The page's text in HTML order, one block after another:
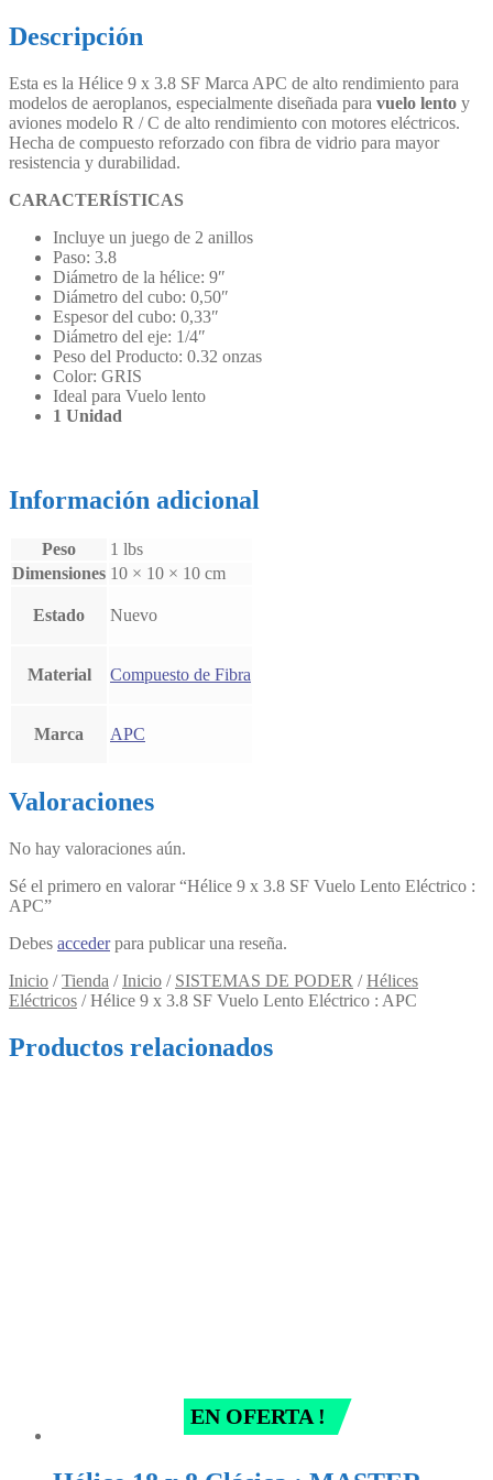
Descripción
Esta es la Hélice 9 x 3.8 SF Marca APC de alto rendimiento para
modelos de aeroplanos, especialmente diseñada para vuelo lento y
aviones modelo R / C de alto rendimiento con motores eléctricos.
Hecha de compuesto reforzado con fibra de vidrio para mayor
resistencia y durabilidad.
CARACTERÍSTICAS
Incluye un juego de 2 anillos
Paso: 3.8
Diámetro de la hélice: 9″
Diámetro del cubo: 0,50″
Espesor del cubo: 0,33″
Diámetro del eje: 1/4″
Peso del Producto: 0.32 onzas
Color: GRIS
Ideal para Vuelo lento
1 Unidad
Información adicional
Peso
1 lbs
Dimensiones 10 × 10 × 10 cm
Estado Nuevo
Material Compuesto de Fibra
Marca APC
Valoraciones
No hay valoraciones aún.
Sé el primero en valorar “Hélice 9 x 3.8 SF Vuelo Lento Eléctrico :
APC”
Debes accederpara publicar una reseña.
Inicio /Tienda /Inicio / SISTEMAS DE PODER /Hélices
Eléctricos /Hélice 9 x 3.8 SF Vuelo Lento Eléctrico : APC
Productos relacionados
EN OFERTA !